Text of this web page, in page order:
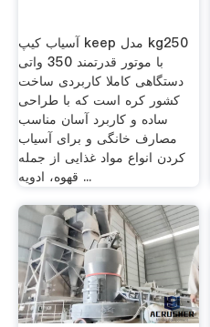
آسیاب کیپ keep مدل kg250
با موتور قدرتمند 350 واتی
دستگاهی کاملا کاربردی ساخت
کشور کره است که با طراحی
ساده و کاربرد آسان مناسب
مصارف خانگی و برای آسیاب
کردن انواع مواد غذایی از جمله
قهوه، ادویه ...